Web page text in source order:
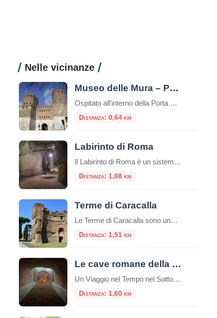
Nelle vicinanze
Museo delle Mura – Porta San Sebastiano
Ospitato all’interno della Porta San Sebastiano delle mura Aureliane, il Museo delle Mura è stato realizzato nel 1990 ed offre ai visitatori un itinerario didattico che ripercorre la storia delle fortificazioni della città, dall’età regia e re
Distanza: 0,64 km
Labirinto di Roma
Il Labirinto di Roma è un sistema di gallerie sotterranee che si estende per circa 5 km, di cui 1,5 km sono accessibili al pubblico tramite visite guidate a piedi o in bicicletta. Queste gallerie furono originariamente scavate a partire dal I secolo d.C. per l’estrazione di materiali da costruzione, come la pozzolana, utilizzati nella […]
Distanza: 1,08 km
Terme di Caracalla
Le Terme di Caracalla sono uno dei siti archeologici più importanti e impressionanti di Roma, Italia.Queste terme furono costruite durante il regno dell’imperatore romano Caracalla, il cui nome è associato al loro nome.La costruzione delle Terme di Caracalla iniziò nel 212 d.C. e fu completata nel 216 d.C. durante i regni degli imperatori Settimio Severo […]
Distanza: 1,51 km
Le cave romane della Caffarella
Un Viaggio nel Tempo nel Sottosuolo di Roma Nel cuore pulsante di Roma, celato all’interno della splendida cornice naturale del Parco Regionale dell’Appia Antica, si nasconde un tesoro di storia e mistero: le Cave Romane della Caffarella. Questo affascinante complesso ipogeo offre un’esperienza di viaggio unica, portando i visitatori a esplorare un mondo sotterraneo che […]
Distanza: 1,60 km